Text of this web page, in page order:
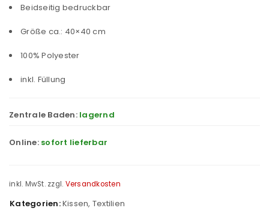
Beidseitig bedruckbar
Größe ca.: 40×40 cm
100% Polyester
inkl. Füllung
Zentrale Baden: lagernd
Online: sofort lieferbar
inkl. MwSt. zzgl. Versandkosten
Kategorien:Kissen, Textilien